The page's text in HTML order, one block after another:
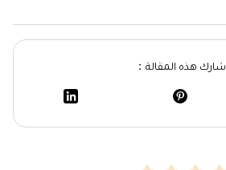
شارك هذه المقالة：